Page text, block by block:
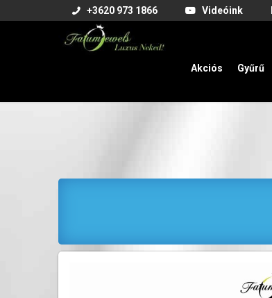
+3620 973 1866 Videóink
Akciós Gyűrű